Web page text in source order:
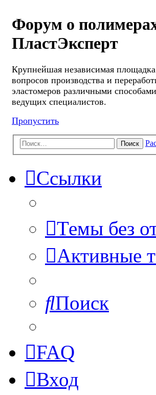
Форум о
ПластЭксперт
Крупнейшая независимая
вопросов производства и
эластомеров различными
ведущих специалистов.
Пропустить
Поиск
Ссылки
Темы без
Активные
Поиск
FAQ
Вход